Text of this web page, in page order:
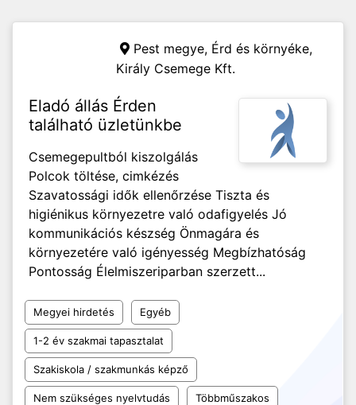
Pest megye, Érd és környéke,
Király Csemege Kft.
Eladó állás Érden
található üzletünkbe
Csemegepultból kiszolgálás
Polcok töltése, cimkézés
Szavatossági idők ellenőrzése Tiszta és
higiénikus környezetre való odafigyelés Jó
kommunikációs készség Önmagára és
környezetére való igényesség Megbízhatóság
Pontosság Élelmiszeriparban szerzett...
Megyei hirdetés Egyéb
1-2 év szakmai tapasztalat
Szakiskola / szakmunkás képző
Nem szükséges nyelvtudás Többműszakos